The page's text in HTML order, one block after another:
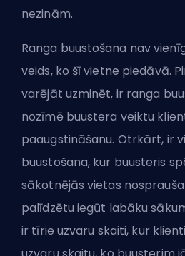
nezinām.
Ranga buustošana nav
veids, ko šī vietne piedāvā.
varējāt uzminēt, ir ranga
nozīmē buustera veiktu
paaugstināšanu. Otrkārt, ir
buustošana, kur buusteris
sākotnējās vietas
palīdzētu iegūt labāku
ir tīrie uzvaru skaiti, kur